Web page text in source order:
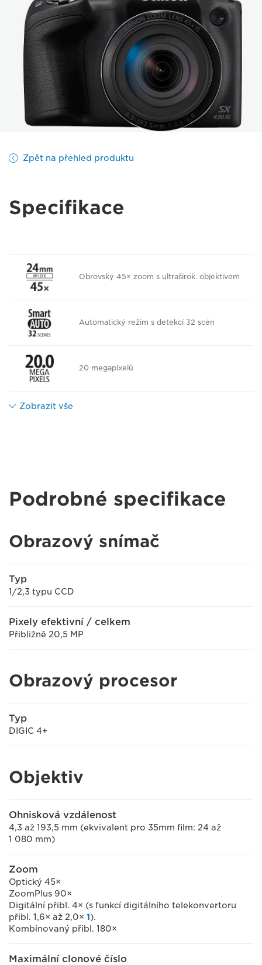
Zpět na přehled produktu
Specifikace
Obrovský 45× zoom s ultraširok. objektivem
Automatický režim s detekcí 32 scén
20 megapixelů
Zobrazit vše
Podrobné specifikace
Obrazový snímač
Typ
1/2,3 typu CCD
Pixely efektivní / celkem
Přibližně 20,5 MP
Obrazový procesor
Typ
DIGIC 4+
Objektiv
Ohnisková vzdálenost
4,3 až 193,5 mm (ekvivalent pro 35mm film: 24 až
1 080 mm)
Zoom
Optický 45×
ZoomPlus 90×
Digitální přibl. 4× (s funkcí digitálního telekonvertoru
přibl. 1,6× až 2,0× 1).
Kombinovaný přibl. 180×
Maximální clonové číslo